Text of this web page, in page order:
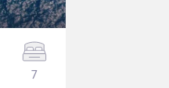
7